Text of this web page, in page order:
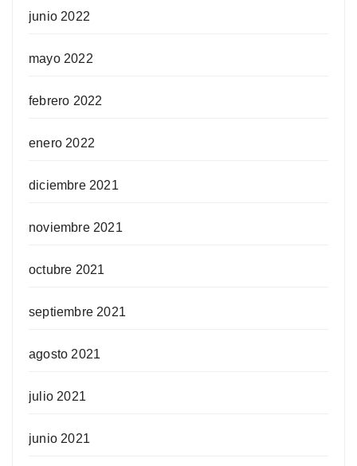
junio 2022
mayo 2022
febrero 2022
enero 2022
diciembre 2021
noviembre 2021
octubre 2021
septiembre 2021
agosto 2021
julio 2021
junio 2021